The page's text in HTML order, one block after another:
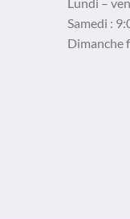
choisies
sur
la
Samedi :
Dimanche